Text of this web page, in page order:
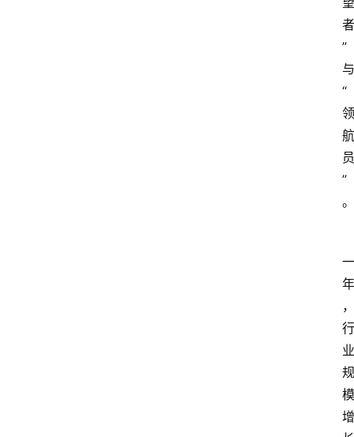
者
”
与
“
领
航
员
”
。
一
年
，
行
业
规
模
增